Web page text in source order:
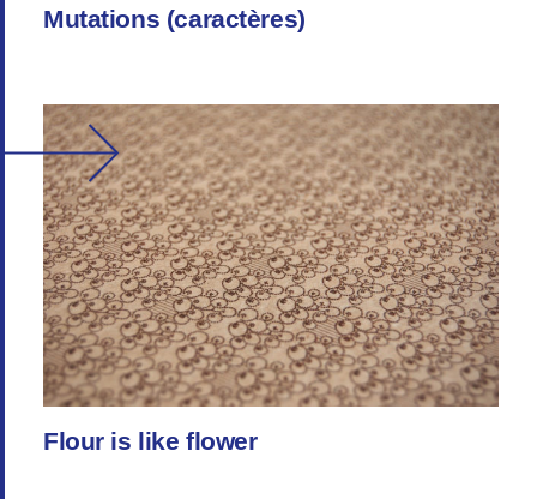
Mutations (caractères)
Flour is like flower